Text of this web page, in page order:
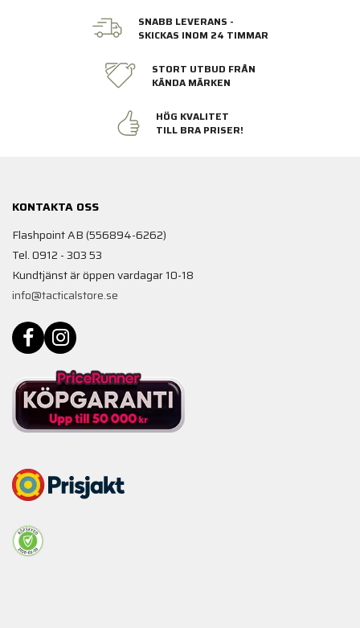
SNABB LEVERANS -
SKICKAS INOM 24 TIMMAR
STORT UTBUD FRÅN
KÄNDA MÄRKEN
HÖG KVALITET
TILL BRA PRISER!
KONTAKTA OSS
Flashpoint AB (556894-6262)
Tel. 0912 - 303 53
Kundtjänst är öppen vardagar 10-18
info@tacticalstore.se